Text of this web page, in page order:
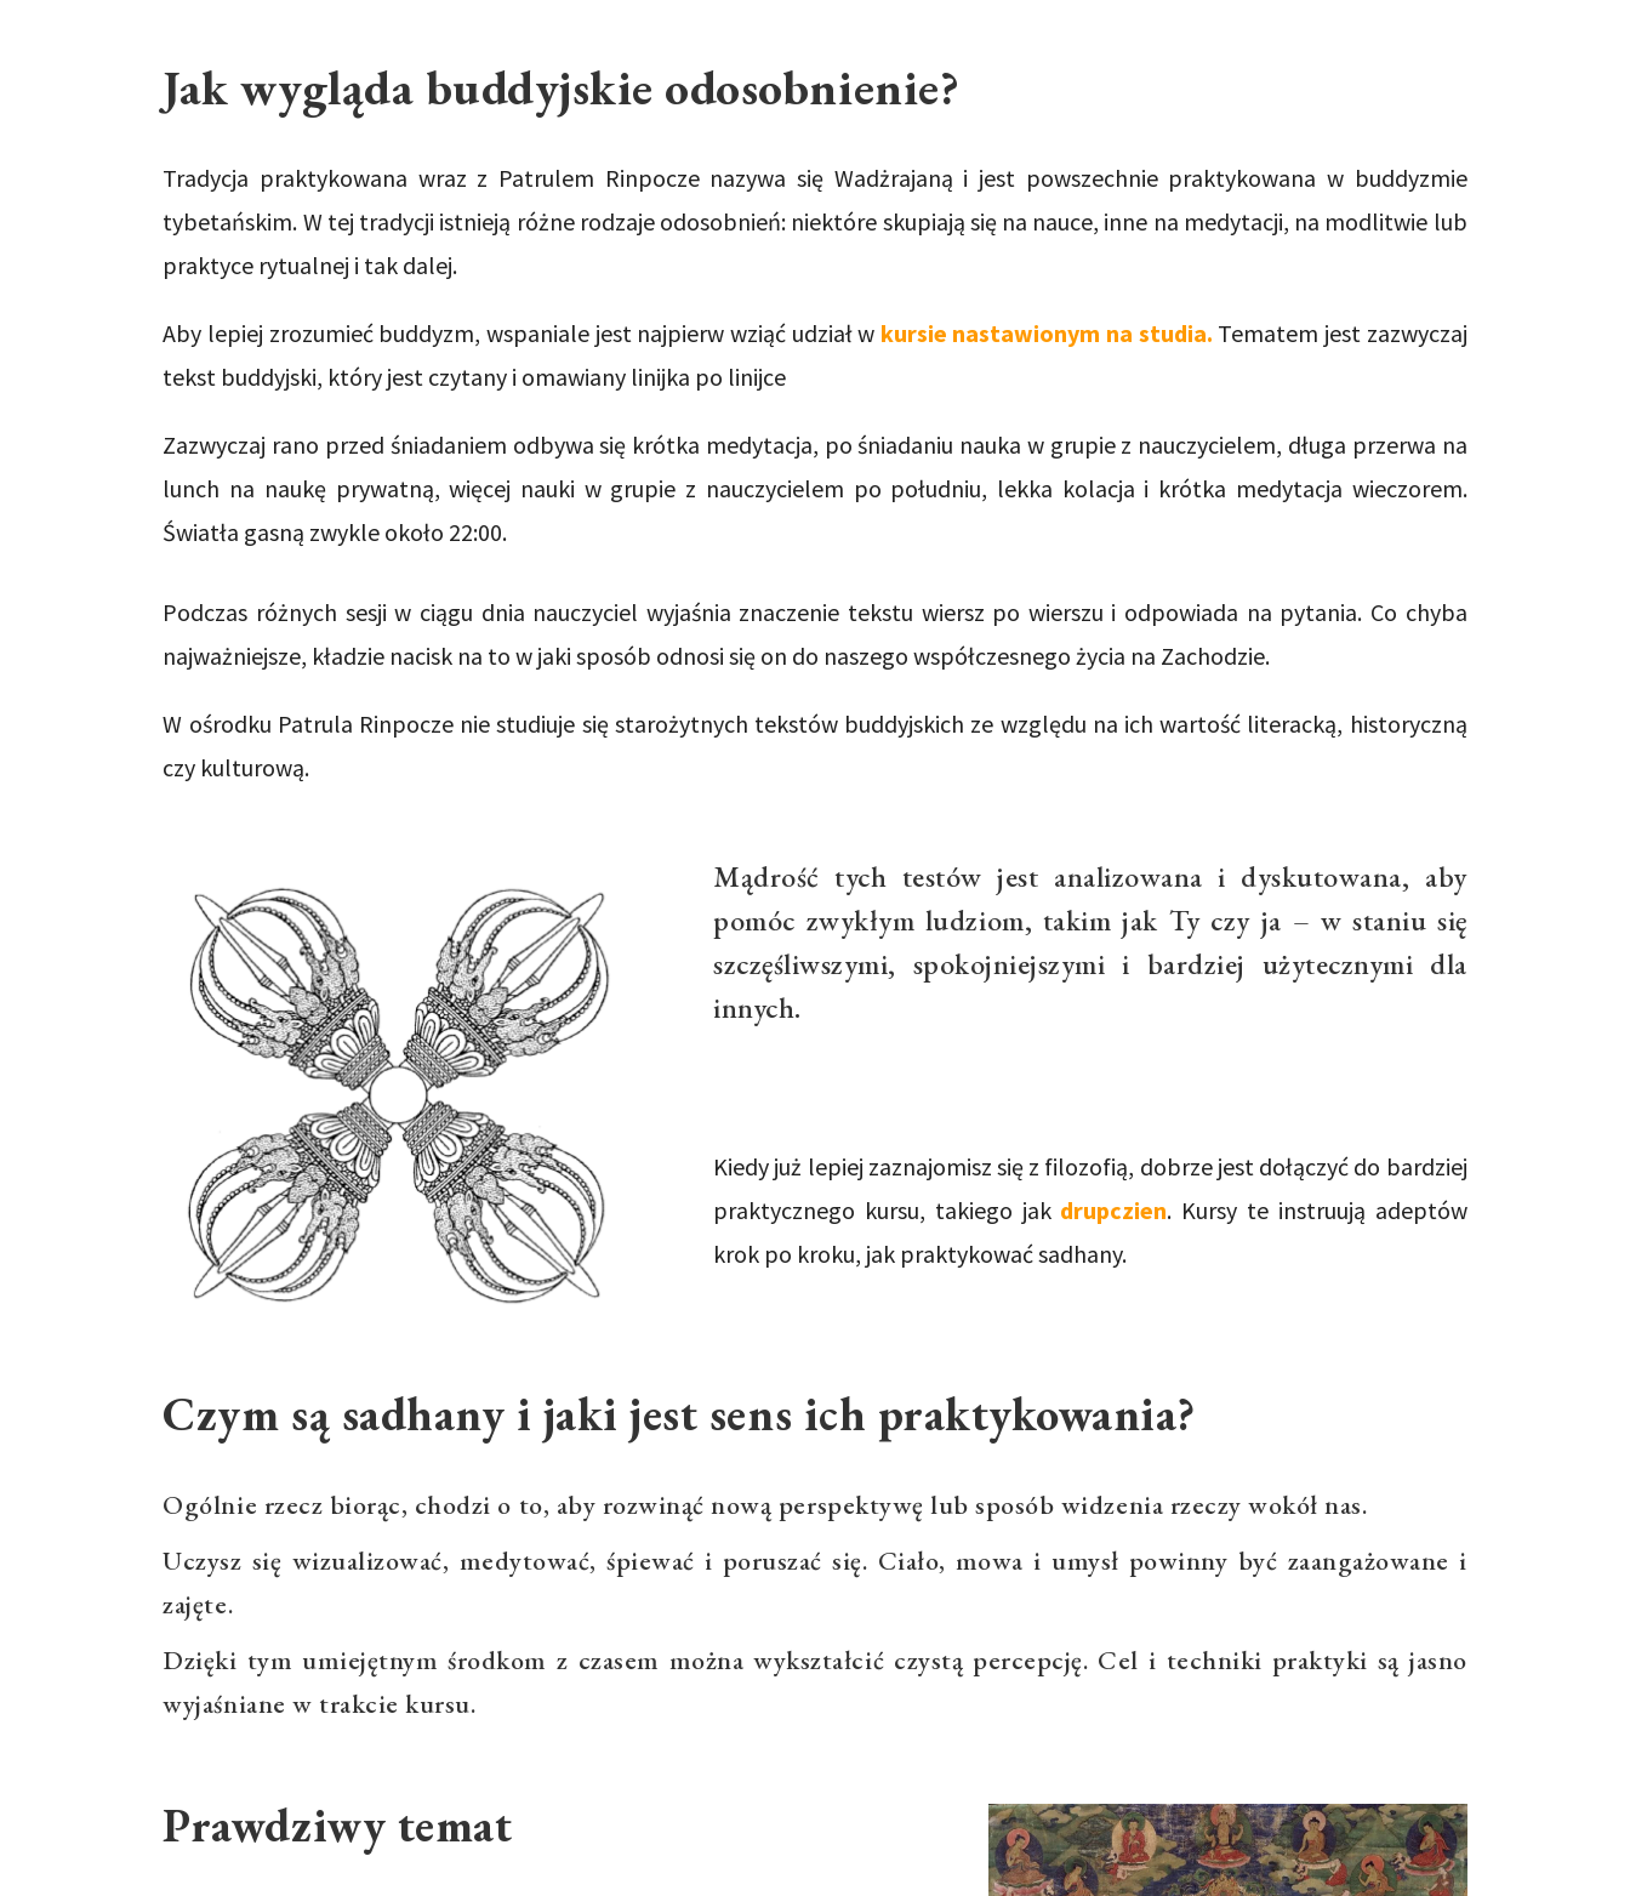
Jak wygląda buddyjskie odosobnienie?
Tradycja praktykowana wraz z Patrulem Rinpocze nazywa się Wadżrajaną i jest powszechnie praktykowana w buddyzmie
tybetańskim. W tej tradycji istnieją różne rodzaje odosobnień: niektóre skupiają się na nauce, inne na medytacji, na modlitwie lub
praktyce rytualnej i tak dalej.
Aby lepiej zrozumieć buddyzm, wspaniale jest najpierw wziąć udział w kursie nastawionym na studia. Tematem jest zazwyczaj
tekst buddyjski, który jest czytany i omawiany linijka po linijce
Zazwyczaj rano przed śniadaniem odbywa się krótka medytacja, po śniadaniu nauka w grupie z nauczycielem, długa przerwa na
lunch na naukę prywatną, więcej nauki w grupie z nauczycielem po południu, lekka kolacja i krótka medytacja wieczorem.
Światła gasną zwykle około 22:00.
Podczas różnych sesji w ciągu dnia nauczyciel wyjaśnia znaczenie tekstu wiersz po wierszu i odpowiada na pytania. Co chyba
najważniejsze, kładzie nacisk na to w jaki sposób odnosi się on do naszego współczesnego życia na Zachodzie.
W ośrodku Patrula Rinpocze nie studiuje się starożytnych tekstów buddyjskich ze względu na ich wartość literacką, historyczną
czy kulturową.
Mądrość tych testów jest analizowana i dyskutowana, aby
pomóc zwykłym ludziom, takim jak Ty czy ja – w staniu się
szczęśliwszymi, spokojniejszymi i bardziej użytecznymi dla
innych.
Kiedy już lepiej zaznajomisz się z filozofią, dobrze jest dołączyć do bardziej
praktycznego kursu, takiego jak drupczien. Kursy te instruują adeptów
krok po kroku, jak praktykować sadhany.
Czym są sadhany i jaki jest sens ich praktykowania?
Ogólnie rzecz biorąc, chodzi o to, aby rozwinąć nową perspektywę lub sposób widzenia rzeczy wokół nas.
Uczysz się wizualizować, medytować, śpiewać i poruszać się. Ciało, mowa i umysł powinny być zaangażowane i
zajęte.
Dzięki tym umiejętnym środkom z czasem można wykształcić czystą percepcję. Cel i techniki praktyki są jasno
wyjaśniane w trakcie kursu.
Prawdziwy temat